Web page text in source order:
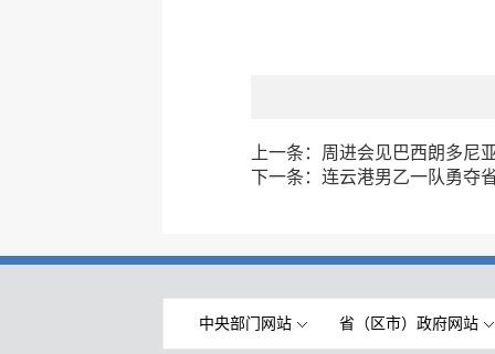
上一条： 周进会见巴西朗多尼
下一条： 连云港男乙一队勇夺
中央部门网站 省（区市）政府网站